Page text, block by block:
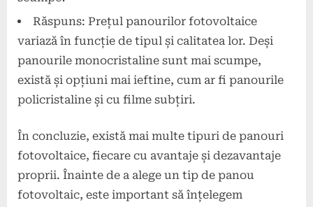
Răspuns: Prețul panourilor fotovoltaice
variază în funcție de tipul și calitatea lor. Deși
panourile monocristaline sunt mai scumpe,
există și opțiuni mai ieftine, cum ar fi panourile
policristaline și cu filme subțiri.
În concluzie, există mai multe tipuri de panouri
fotovoltaice, fiecare cu avantaje și dezavantaje
proprii. Înainte de a alege un tip de panou
fotovoltaic, este important să înțelegem